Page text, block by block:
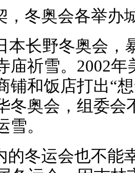
，冬奥会各举办
本长野冬奥会，
庙祈雪。2002
铺和饭店打出“
冬奥会，组委会
雪。
的冬运会也不能